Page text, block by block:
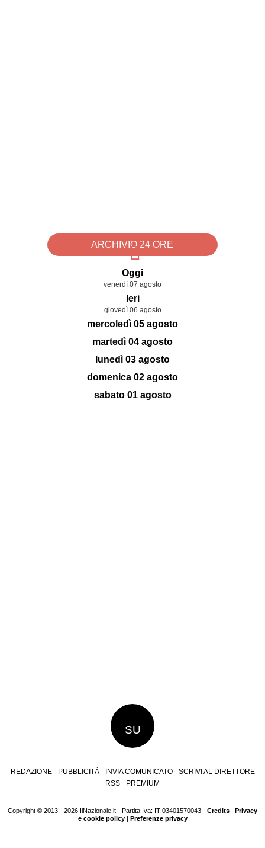
ARCHIVIO 24 ORE
Oggi
venerdì 07 agosto
Ieri
giovedì 06 agosto
mercoledì 05 agosto
martedì 04 agosto
lunedì 03 agosto
domenica 02 agosto
sabato 01 agosto
SU
REDAZIONE PUBBLICITÀ INVIA COMUNICATO
SCRIVI AL DIRETTORE
RSS
PREMIUM
Copyright © 2013 - 2026 IlNazionale.it - Partita Iva: IT 03401570043 - Credits | Privacy
e cookie policy| Preferenze privacy